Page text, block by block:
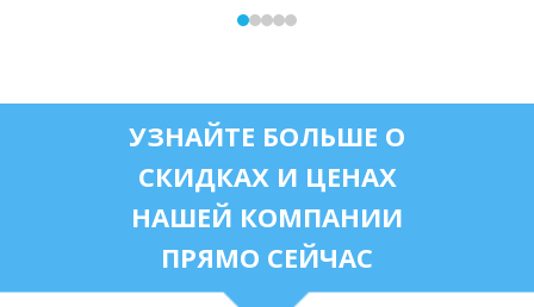
УЗНАЙТЕ БОЛЬШЕ О
СКИДКАХ И ЦЕНАХ
НАШЕЙ КОМПАНИИ
ПРЯМО СЕЙЧАС